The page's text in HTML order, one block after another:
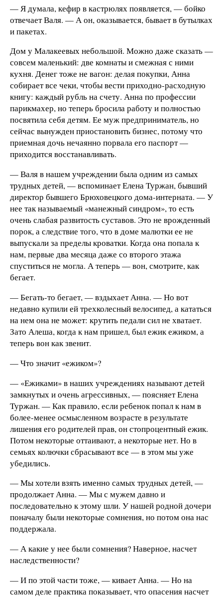
— Я думала, кефир в кастрюлях появляется, — бойко
отвечает Валя. — А он, оказывается, бывает в бутылках
и пакетах.
Дом у Малакеевых небольшой. Можно даже сказать —
совсем маленький: две комнаты и смежная с ними
кухня. Денег тоже не вагон: делая покупки, Анна
собирает все чеки, чтобы вести приходно-расходную
книгу: каждый рубль на счету. Анна по профессии
парикмахер, но теперь бросила работу и полностью
посвятила себя детям. Ее муж предприниматель, но
сейчас вынужден приостановить бизнес, потому что
приемная дочь нечаянно порвала его паспорт —
приходится восстанавливать.
— Валя в нашем учреждении была одним из самых
трудных детей, — вспоминает Елена Туржан, бывший
директор бывшего Брюховецкого дома-интерната. — У
нее так называемый «манежный синдром», то есть
очень слабая развитость суставов. Это не врожденный
порок, а следствие того, что в доме малютки ее не
выпускали за пределы кроватки. Когда она попала к
нам, первые два месяца даже со второго этажа
спуститься не могла. А теперь — вон, смотрите, как
бегает.
— Бегать-то бегает, — вздыхает Анна. — Но вот
недавно купили ей трехколесный велосипед, а кататься
на нем она не может: крутить педали сил не хватает.
Зато Алеша, когда к нам пришел, был ежик ежиком, а
теперь вон как звенит.
— Что значит «ежиком»?
— «Ежиками» в наших учреждениях называют детей
замкнутых и очень агрессивных, — поясняет Елена
Туржан. — Как правило, если ребенок попал к нам в
более-менее осмысленном возрасте в результате
лишения его родителей прав, он стопроцентный ежик.
Потом некоторые оттаивают, а некоторые нет. Но в
семьях колючки сбрасывают все — в этом мы уже
убедились.
— Мы хотели взять именно самых трудных детей, —
продолжает Анна. — Мы с мужем давно и
последовательно к этому шли. У нашей родной дочери
поначалу были некоторые сомнения, но потом она нас
поддержала.
— А какие у нее были сомнения? Наверное, насчет
наследственности?
— И по этой части тоже, — кивает Анна. — Но на
самом деле практика показывает, что опасения насчет